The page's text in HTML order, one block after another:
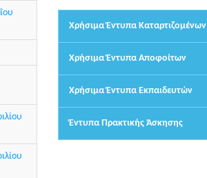
Χρήσιμα Έντυπα Καταρτιζομένων
Χρήσιμα Έντυπα Αποφοίτων
Χρήσιμα Έντυπα Εκπαιδευτών
Έντυπα Πρακτικής Άσκησης